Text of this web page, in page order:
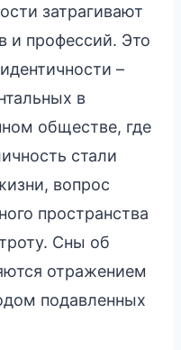
затрагивают
и профессий. Это
–
в
обществе, где
стали
вопрос
пространства
Сны об
отражением
подавленных